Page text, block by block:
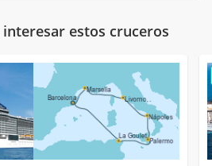
estos cruceros